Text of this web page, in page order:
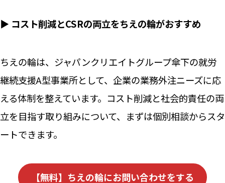
▶ コスト削減とCSRの両立をちえの輪がおすすめ
ちえの輪は、ジャパンクリエイトグループ傘下の就労
継続支援A型事業所として、企業の業務外注ニーズに応
える体制を整えています。コスト削減と社会的責任の両
立を目指す取り組みについて、まずは個別相談からスタ
ートできます。
【無料】ちえの輪にお問い合わせをする